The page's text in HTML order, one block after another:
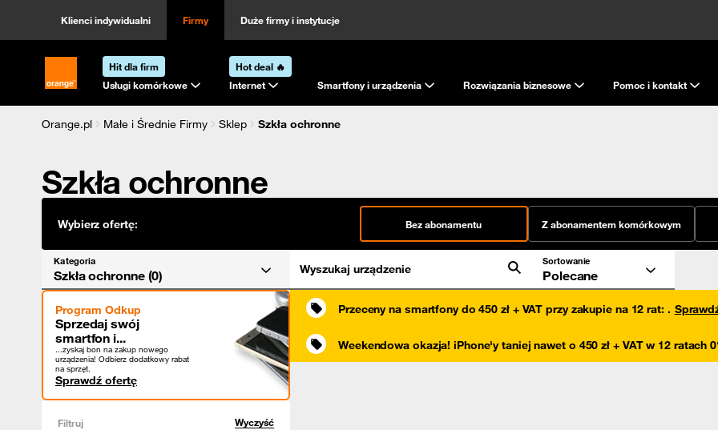
Klienci indywidualni Firmy Duże firmy i instytucje
Strona główna Orange.pl
Hit dla firm
Usługi komórkowe
Hot deal 🔥
Internet
Smartfony i urządzenia Rozwiązania biznesowe Pomoc i kontakt
Orange.pl Małe i Średnie Firmy Sklep
Szkła ochronne
Szkła ochronne
Wybierz ofertę: Bez abonamentu Z abonamentem komórkowym
Kategoria
Szkła ochronne (0) Wyszukaj urządzenie
Sortowanie
Polecane
Program Odkup
Sprzedaj swój
smartfon i...
...zyskaj bon na zakup nowego
urządzenia! Odbierz dodatkowy rabat
na sprzęt.
Sprawdź ofertę
Filtruj Wyczyść
Przeceny na smartfony do 450 zł + VAT przy zakupie na 12 rat: .
Weekendowa okazja! iPhone'y taniej nawet o 450 zł + VAT w 12 ratach